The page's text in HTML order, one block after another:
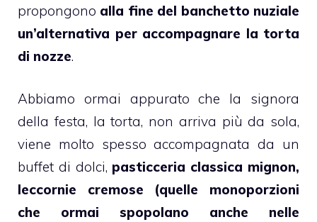
propongono alla fine del banchetto nuziale
un’alternativa per accompagnare la torta
di nozze.
Abbiamo ormai appurato che la signora
della festa, latorta, non arriva più da sola,
viene molto spesso accompagnata da un
buffet di dolci, pasticceria classica mignon,
leccornie cremose (quelle monoporzioni
che ormai spopolano anche nelle